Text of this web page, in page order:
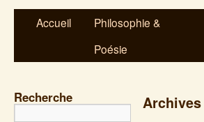
Accueil
Philosophie &
Poésie
Recherche